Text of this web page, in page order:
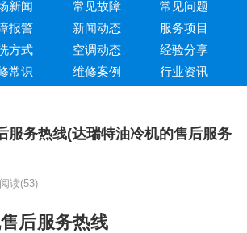
新闻 常见故障
常见问题
报警 新闻动态
服务项目
方式 空调动态
经验分享
常识 维修案例 行业资讯
服务热线(达瑞特油冷机的售后服务
阅读(53)
后服务热线